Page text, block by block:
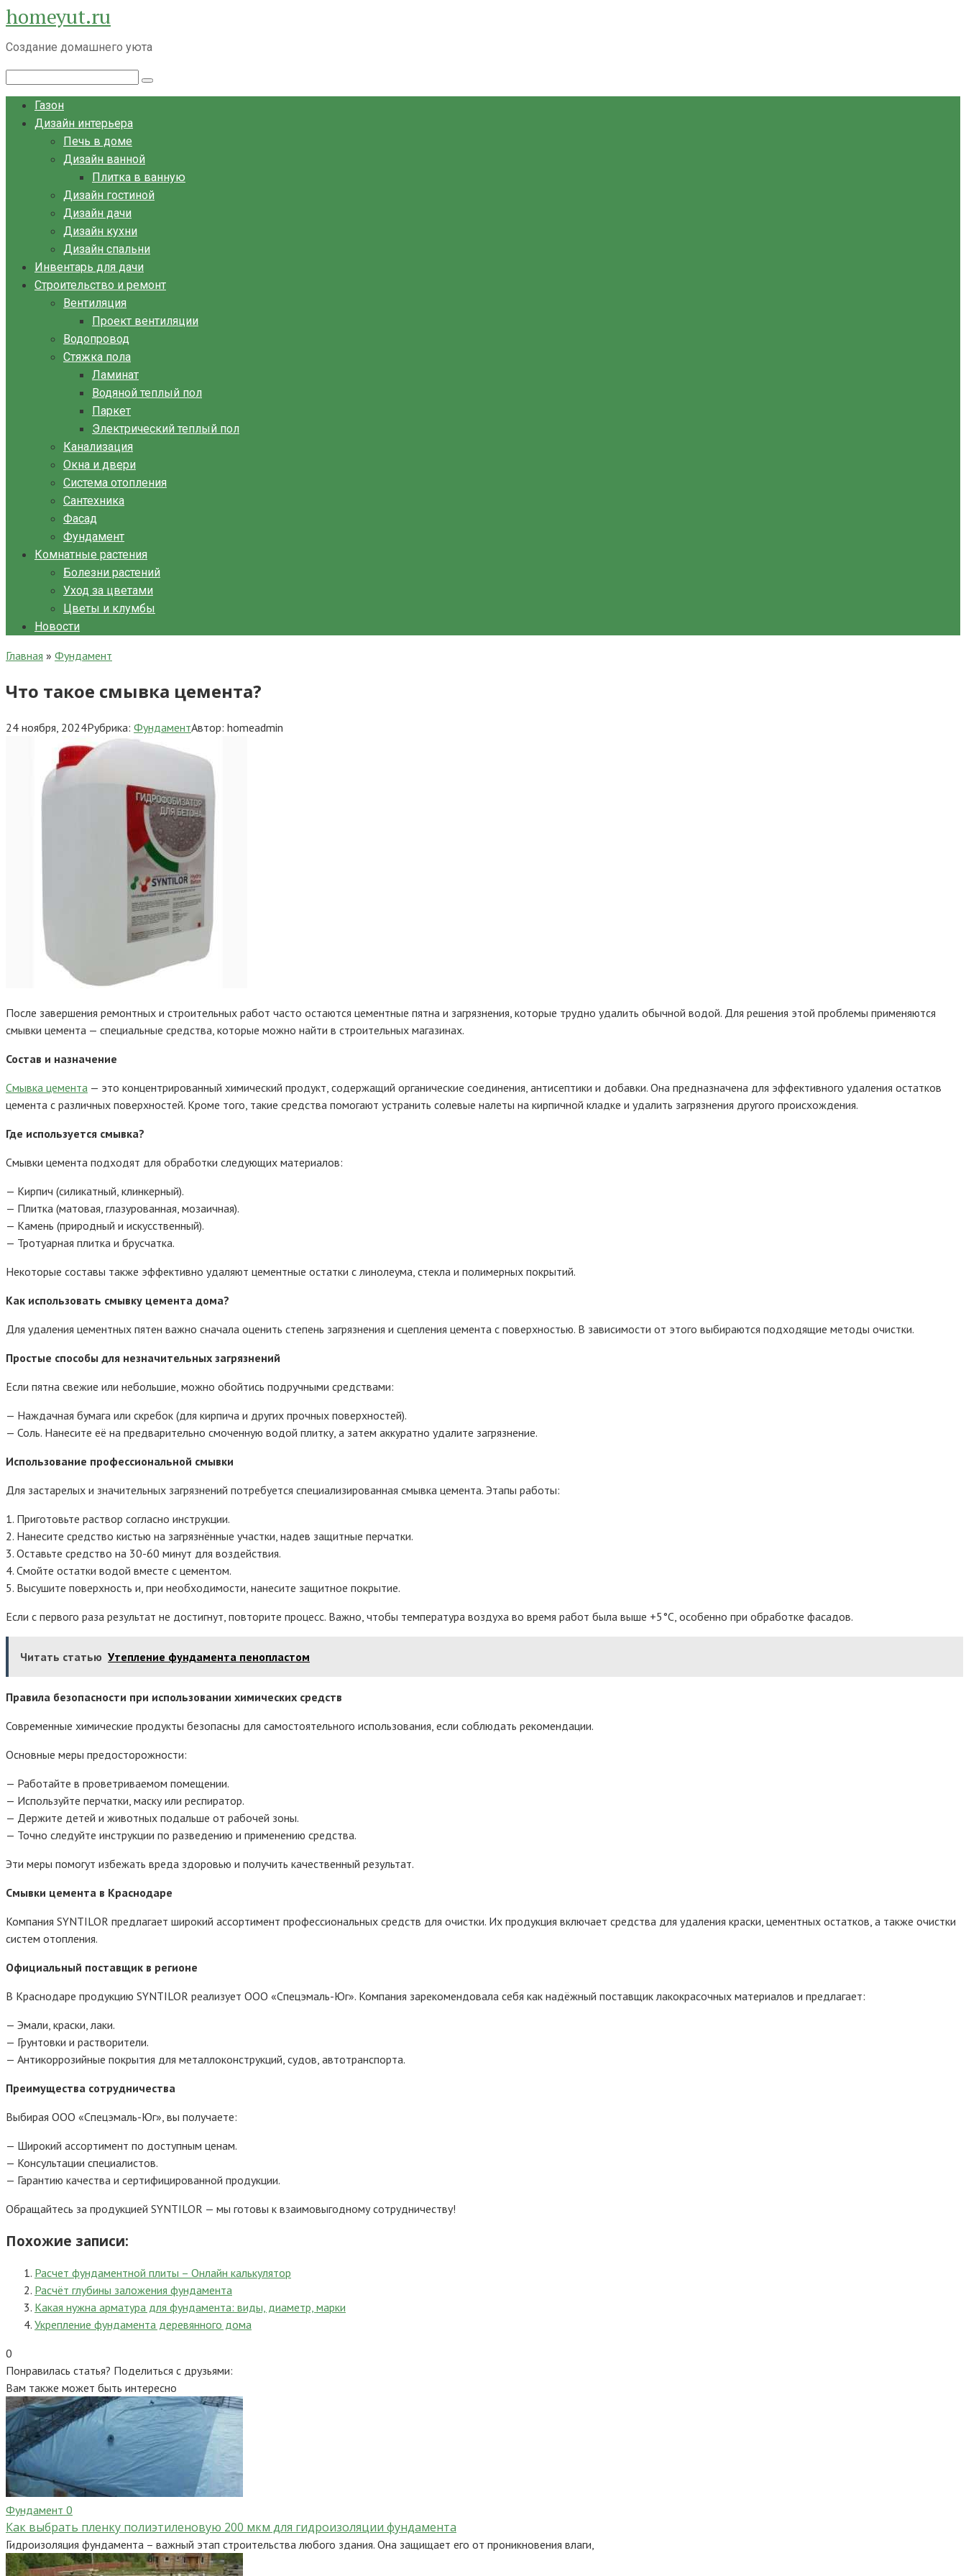
Перейти
к
контенту
homeyut.ru
Создание домашнего уюта
Газон
Дизайн интерьера
Печь в доме
Дизайн ванной
Плитка в ванную
Дизайн гостиной
Дизайн дачи
Дизайн кухни
Дизайн спальни
Инвентарь для дачи
Строительство и ремонт
Вентиляция
Проект вентиляции
Водопровод
Стяжка пола
Ламинат
Водяной теплый пол
Паркет
Электрический теплый пол
Канализация
Окна и двери
Система отопления
Сантехника
Фасад
Фундамент
Комнатные растения
Болезни растений
Уход за цветами
Цветы и клумбы
Новости
Главная » Фундамент
Что такое смывка цемента?
24 ноября, 2024Рубрика: ФундаментАвтор: homeadmin
После завершения ремонтных и строительных работ часто остаются цементные пятна и загрязнения, которые трудно удалить обычной водой. Для решения этой проблемы применяются
смывки цемента — специальные средства, которые можно найти в строительных магазинах.
Состав и назначение
Смывка цемента — это концентрированный химический продукт, содержащий органические соединения, антисептики и добавки. Она предназначена для эффективного удаления остатков
цемента с различных поверхностей. Кроме того, такие средства помогают устранить солевые налеты на кирпичной кладке и удалить загрязнения другого происхождения.
Где используется смывка?
Смывки цемента подходят для обработки следующих материалов:
— Кирпич (силикатный, клинкерный).
— Плитка (матовая, глазурованная, мозаичная).
— Камень (природный и искусственный).
— Тротуарная плитка и брусчатка.
Некоторые составы также эффективно удаляют цементные остатки с линолеума, стекла и полимерных покрытий.
Как использовать смывку цемента дома?
Для удаления цементных пятен важно сначала оценить степень загрязнения и сцепления цемента с поверхностью. В зависимости от этого выбираются подходящие методы очистки.
Простые способы для незначительных загрязнений
Если пятна свежие или небольшие, можно обойтись подручными средствами:
— Наждачная бумага или скребок (для кирпича и других прочных поверхностей).
— Соль. Нанесите её на предварительно смоченную водой плитку, а затем аккуратно удалите загрязнение.
Использование профессиональной смывки
Для застарелых и значительных загрязнений потребуется специализированная смывка цемента. Этапы работы:
1. Приготовьте раствор согласно инструкции.
2. Нанесите средство кистью на загрязнённые участки, надев защитные перчатки.
3. Оставьте средство на 30-60 минут для воздействия.
4. Смойте остатки водой вместе с цементом.
5. Высушите поверхность и, при необходимости, нанесите защитное покрытие.
Если с первого раза результат не достигнут, повторите процесс. Важно, чтобы температура воздуха во время работ была выше +5°C, особенно при обработке фасадов.
Читать статью Утепление фундамента пенопластом
Правила безопасности при использовании химических средств
Современные химические продукты безопасны для самостоятельного использования, если соблюдать рекомендации.
Основные меры предосторожности:
— Работайте в проветриваемом помещении.
— Используйте перчатки, маску или респиратор.
— Держите детей и животных подальше от рабочей зоны.
— Точно следуйте инструкции по разведению и применению средства.
Эти меры помогут избежать вреда здоровью и получить качественный результат.
Смывки цемента в Краснодаре
Компания SYNTILOR предлагает широкий ассортимент профессиональных средств для очистки. Их продукция включает средства для удаления краски, цементных остатков, а также очистки
систем отопления.
Официальный поставщик в регионе
В Краснодаре продукцию SYNTILOR реализует ООО «Спецэмаль-Юг». Компания зарекомендовала себя как надёжный поставщик лакокрасочных материалов и предлагает:
— Эмали, краски, лаки.
— Грунтовки и растворители.
— Антикоррозийные покрытия для металлоконструкций, судов, автотранспорта.
Преимущества сотрудничества
Выбирая ООО «Спецэмаль-Юг», вы получаете:
— Широкий ассортимент по доступным ценам.
— Консультации специалистов.
— Гарантию качества и сертифицированной продукции.
Обращайтесь за продукцией SYNTILOR — мы готовы к взаимовыгодному сотрудничеству!
Похожие записи:
Расчет фундаментной плиты – Онлайн калькулятор
Рас­чёт глу­бины за­ложе­ния фун­да­мен­та
Какая нужна арматура для фундамента: виды, диаметр, марки
Укрепление фундамента деревянного дома
0
Понравилась статья? Поделиться с друзьями:
Вам также может быть интересно
Фундамент 0
Как выбрать пленку полиэтиленовую 200 мкм для гидроизоляции фундамента
Гидроизоляция фундамента – важный этап строительства любого здания. Она защищает его от проникновения влаги,